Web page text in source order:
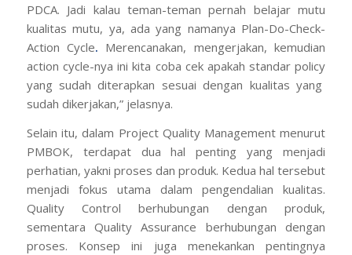
PDCA. Jadi kalau teman-teman pernah belajar mutu
kualitas mutu, ya, ada yang namanya Plan-Do-Check-
Action Cycle. Merencanakan, mengerjakan, kemudian
action cycle-nya ini kita coba cek apakah standar policy
yang sudah diterapkan sesuai dengan kualitas yang
sudah dikerjakan,” jelasnya.
Selain itu, dalam Project Quality Management menurut
PMBOK, terdapat dua hal penting yang menjadi
perhatian, yakni proses dan produk. Kedua hal tersebut
menjadi fokus utama dalam pengendalian kualitas.
Quality Control berhubungan dengan produk,
sementaraQuality Assurance berhubungan dengan
proses. Konsep ini juga menekankan pentingnya